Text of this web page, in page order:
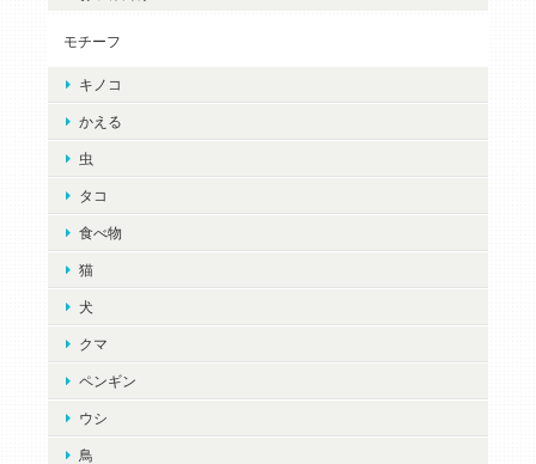
モチーフ
キノコ
かえる
虫
タコ
食べ物
猫
犬
クマ
ペンギン
ウシ
鳥